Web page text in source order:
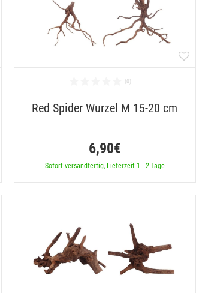
Red Spider Wurzel M 15-20 cm
6,90€
Sofort versandfertig, Lieferzeit 1 - 2 Tage